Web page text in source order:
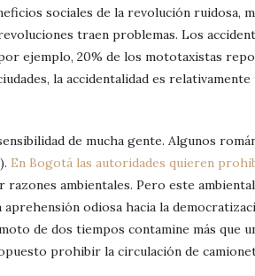
sociales de la revolución ruidosa,
traen problemas. Los
ejemplo, 20% de los mototaxistas
la accidentalidad es
de mucha gente. Algunos
En Bogotá las autoridades quieren
razones ambientales. Pero este
odiosa hacia la
de dos tiempos contamine más que
prohibir la circulación de